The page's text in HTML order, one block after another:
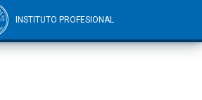
INSTITUTO PROFESIONAL